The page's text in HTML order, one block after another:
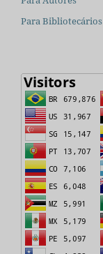
Para Bibliotecários